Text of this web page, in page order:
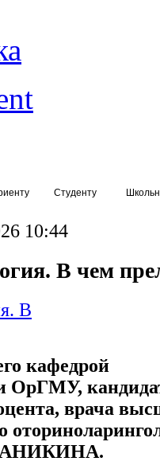
Студенту
10:44
В чем
кафедрой
ОрГМУ,
врача
АНИКИНА.